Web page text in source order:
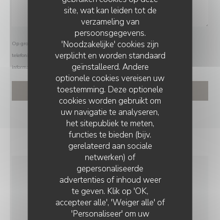
site, wat kan leiden tot de
verzameling van
persoonsgegevens.
'Noodzakelijke' cookies zijn
verplicht en worden standaard
geïnstalleerd. Andere
optionele cookies vereisen uw
toestemming. Deze optionele
cookies worden gebruikt om
uw navigatie te analyseren,
het sitepubliek te meten,
functies te bieden (bijv.
gerelateerd aan sociale
netwerken) of
gepersonaliseerde
advertenties of inhoud weer
te geven. Klik op 'OK,
accepteer alle', 'Weiger alle' of
'Personaliseer' om uw
Op grond van de privacywetgeving heeft u het recht om u af te melden voor
telefonische marketing via het Bel-me-niet Register:bel-me-niet.nl. Voor meer
informatie over hoe wij uw gegevens verwerken, zie ons privacybeleid
ALGEMENE
INFORMATIE